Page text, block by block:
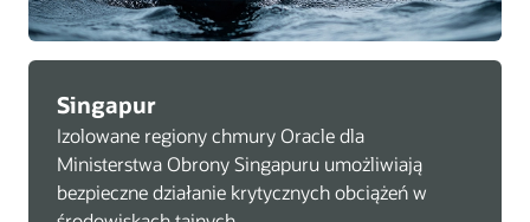
Singapur
Izolowane regiony chmury Oracle dla
Ministerstwa Obrony Singapuru umożliwiają
bezpieczne działanie krytycznych obciążeń w